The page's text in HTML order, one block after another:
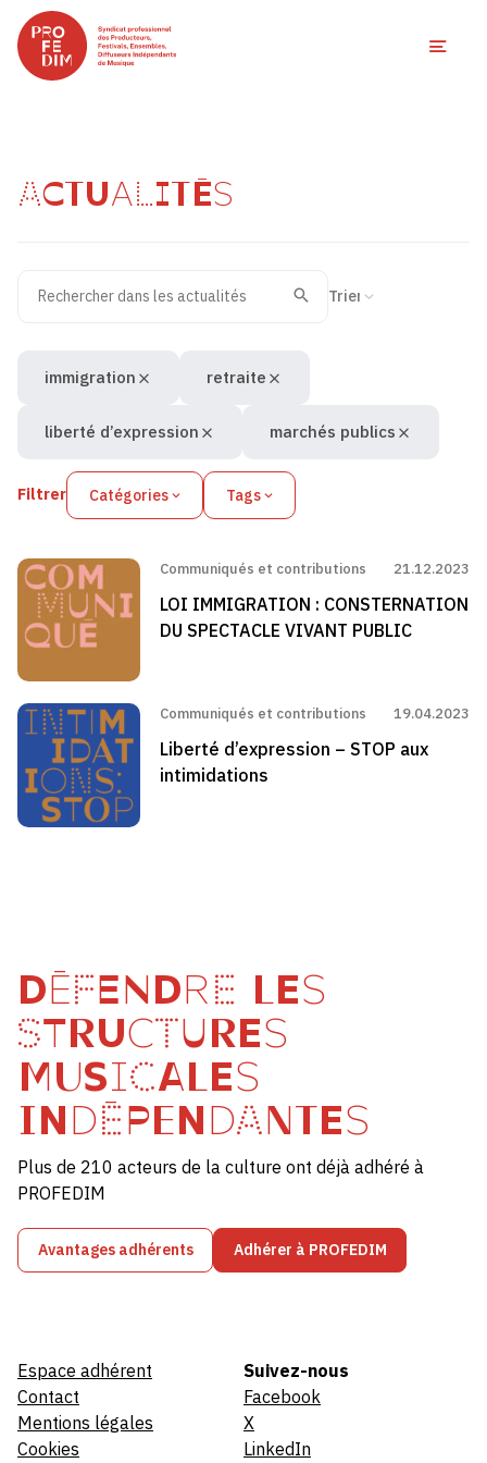
ACTUALITÉS
Recherche
Valider
Filtrer Catégories Tags
immigration retraite
liberté d’expression marchés publics
Communiqués et contributions 21.12.2023
LOI IMMIGRATION : CONSTERNATION
DU SPECTACLE VIVANT PUBLIC
Communiqués et contributions 19.04.2023
Liberté d’expression – STOP aux
intimidations
DÉFENDRE LES
STRUCTURES
MUSICALES
INDÉPENDANTES
Plus de 210 acteurs de la culture ont déjà adhéré à
PROFEDIM
Avantages adhérents Adhérer à PROFEDIM
Espace adhérent
Contact
Mentions légales
Cookies
Suivez-nous
Facebook
X
LinkedIn